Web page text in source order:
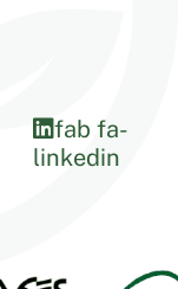
fab fa-
linkedin